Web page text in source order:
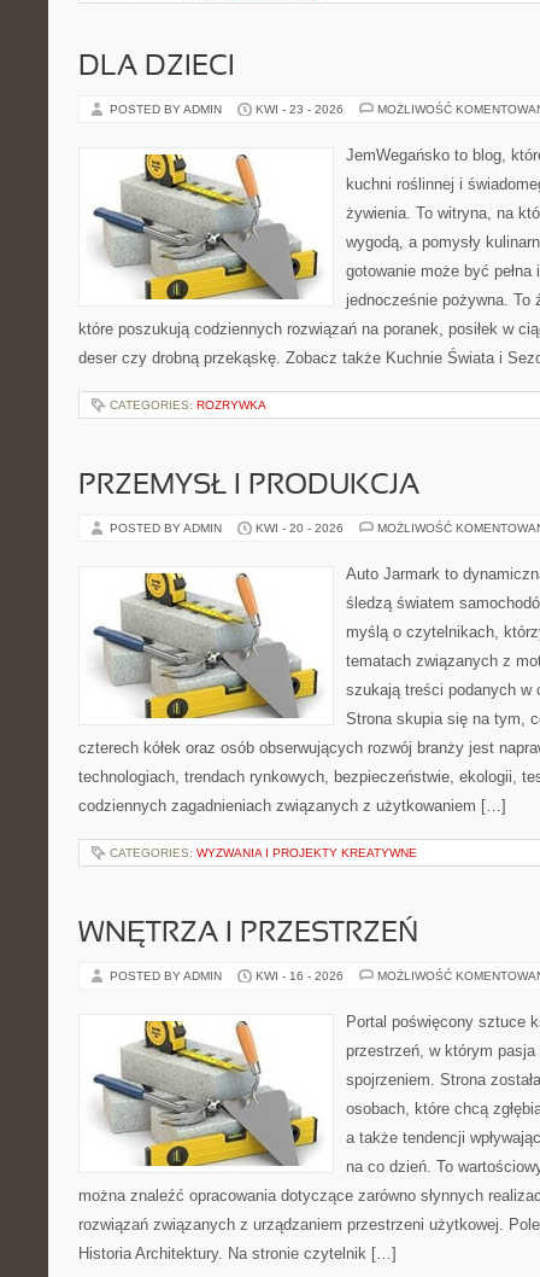
DLA DZIECI
POSTED BY ADMIN KWI - 23 - 2026 MOŻLIWOŚĆ
JemWegańsko to blog,
kuchni roślinnej i
żywienia. To witryna, na
wygodą, a pomysły
gotowanie może być
jednocześnie pożywna. To
które poszukują codziennych rozwiązań na poranek, posiłek w
deser czy drobną przekąskę. Zobacz także Kuchnie Świata i
CATEGORIES: ROZRYWKA
PRZEMYSŁ I PRODUKCJA
POSTED BY ADMIN KWI - 20 - 2026 MOŻLIWOŚĆ
Auto Jarmark to
śledzą światem
myślą o czytelnikach,
tematach związanych z
szukają treści podanych
Strona skupia się na tym,
czterech kółek oraz osób obserwujących rozwój branży jest
technologiach, trendach rynkowych, bezpieczeństwie, ekologii,
codziennych zagadnieniach związanych z użytkowaniem […]
CATEGORIES: WYZWANIA I PROJEKTY KREATYWNE
WNĘTRZA I PRZESTRZEŃ
POSTED BY ADMIN KWI - 16 - 2026 MOŻLIWOŚĆ
Portal poświęcony sztuce
przestrzeń, w którym
spojrzeniem. Strona
osobach, które chcą
a także tendencji
na co dzień. To
można znaleźć opracowania dotyczące zarówno słynnych
rozwiązań związanych z urządzaniem przestrzeni użytkowej.
Historia Architektury. Na stronie czytelnik […]